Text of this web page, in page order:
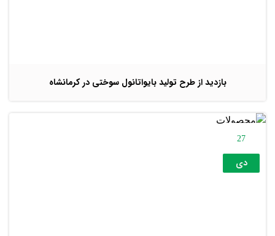
بازدید از طرح تولید بایواتانول سوختی در کرمانشاه
27
دی